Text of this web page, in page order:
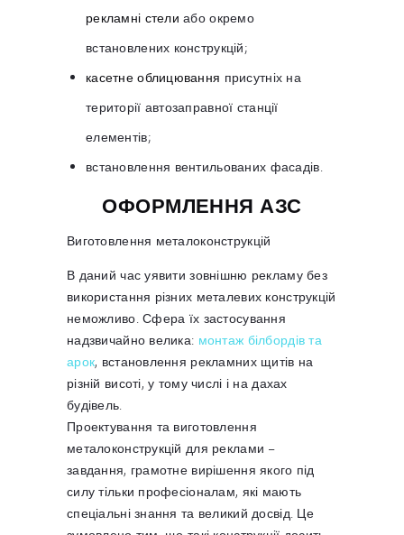
рекламні стели або окремо
встановлених конструкцій;
касетне облицювання присутніх на
території автозаправної станції
елементів;
встановлення вентильованих фасадів.
ОФОРМЛЕННЯ АЗС
Виготовлення металоконструкцій
В даний час уявити зовнішню рекламу без
використання різних металевих конструкцій
неможливо. Сфера їх застосування
надзвичайно велика: монтаж білбордів та
арок, встановлення рекламних щитів на
різній висоті, у тому числі і на дахах
будівель.
Проектування та виготовлення
металоконструкцій для реклами –
завдання, грамотне вирішення якого під
силу тільки професіоналам, які мають
спеціальні знання та великий досвід. Це